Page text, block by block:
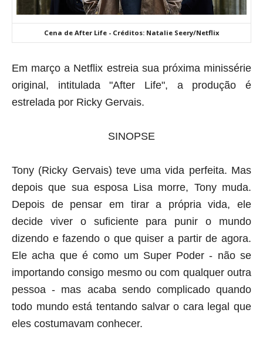
Cena de After Life - Créditos: Natalie Seery/Netflix
Em março a Netflix estreia sua próxima minissérie
original, intitulada "After Life", a produção é
estrelada por Ricky Gervais.
SINOPSE
Tony (Ricky Gervais) teve uma vida perfeita. Mas
depois que sua esposa Lisa morre, Tony muda.
Depois de pensar em tirar a própria vida, ele
decide viver o suficiente para punir o mundo
dizendo e fazendo o que quiser a partir de agora.
Ele acha que é como um Super Poder - não se
importando consigo mesmo ou com qualquer outra
pessoa - mas acaba sendo complicado quando
todo mundo está tentando salvar o cara legal que
eles costumavam conhecer.